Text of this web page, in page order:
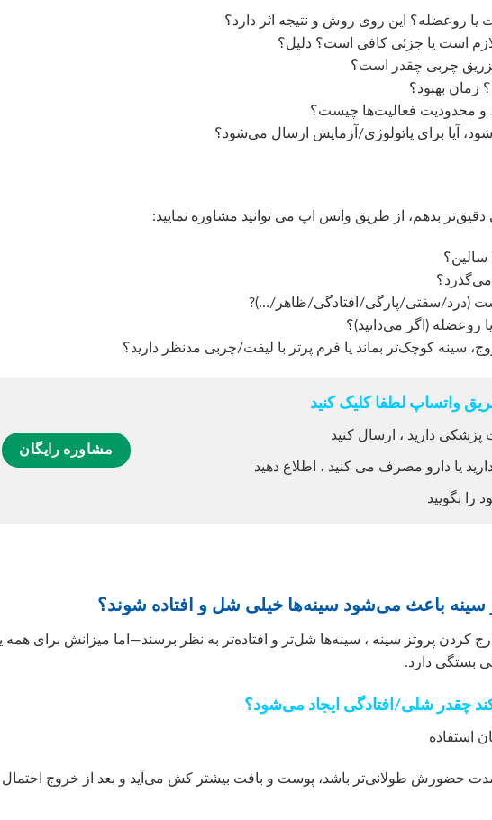
روعضله؟ این روی روش و نتیجه اثر دارد؟
است یا جزئی کافی است؟ دلیل؟
تزریق چربی چقدر است؟
زمان بهبود؟
و محدودیت فعالیت‌ها چیست؟
آیا برای پاتولوژی/آزمایش ارسال می‌شود؟
دقیق‌تر بدهم، از طریق واتس اپ می توانید مشاوره نمایید:
واتساپ لطفا کلیک کنید
پزشکی دارید ، ارسال کنید
یا دارو مصرف می کنید ، اطلاع دهید
را بگویید
مشاوره رایگان
سینه باعث می‌شود سینه‌ها خیلی شل و افتاده شوند؟
کردن پروتز سینه ، سینه‌ها شل‌تر و افتاده‌تر به نظر برسند—اما میزانش برای
بستگی دارد.
چقدر شلی/افتادگی ایجاد می‌شود؟
حضورش طولانی‌تر باشد، پوست و بافت بیشتر کش می‌آید و بعد از خروج